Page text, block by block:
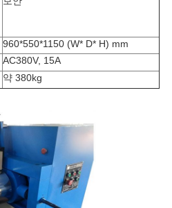
960*550*1150 (W* D* H) mm
AC380V, 15A
약 380kg